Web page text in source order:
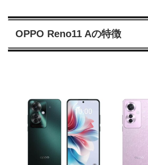
OPPO Reno11 Aの特徴